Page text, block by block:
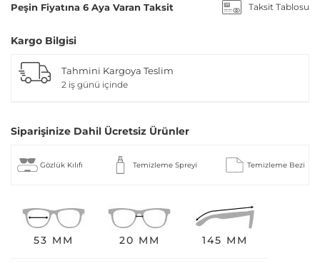
Peşin Fiyatına 6 Aya Varan Taksit Taksit Tablosu
Kargo Bilgisi
Tahmini Kargoya Teslim
2 iş günü içinde
Siparişinize Dahil Ücretsiz Ürünler
Gözlük Kılıfı Temizleme Spreyi Temizleme Bezi
53 MM 20 MM 145 MM